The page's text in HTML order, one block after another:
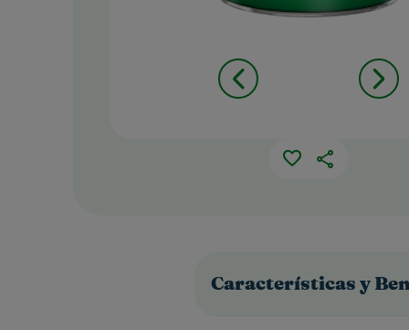
Características y